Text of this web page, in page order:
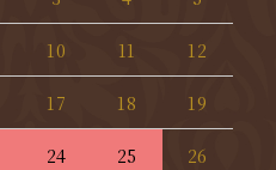
10 11 12
17 18 19
24 25 26